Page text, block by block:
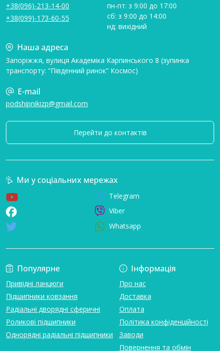
+38(096)-213-14-00
+38(099)-173-60-55
пн-пт: з 9:00 до 17:00
сб: з 9:00 до 14:00
нд: вихідний
Наша адреса
Запоріжжя, вулиця Академіка Карпинського 8 (зупинка
транспорту: “Південний ринок” Космос)
E-mail
podshipnikizp@gmail.com
Перейти до контактів
Популярне
Привідні ланцюги
Підшипники ковзання
Радіальні дворядні сферичні
Роликові підшипники
Однорядні радіальні підшипники
Інформація
Про нас
Доставка
Оплата
Політика конфіденційності
Заводи
Повернення та обмін
Ми у соціальних мережах
Telegram
Viber
Whatsapp